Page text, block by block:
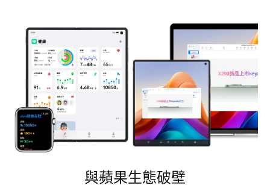
與蘋果生態破壁